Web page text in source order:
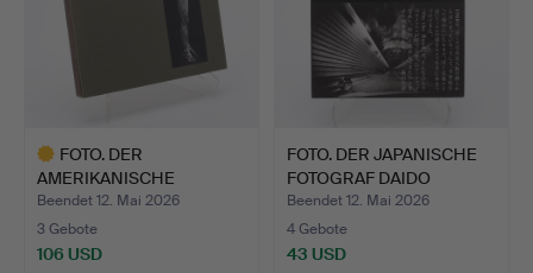
FOTO. DER
AMERIKANISCHE
FOTOGRAF JOEL-PETE…
Beendet 12. Mai 2026
3 Gebote
106 USD
FOTO. DER JAPANISCHE
FOTOGRAF DAIDO
MORIYA…
Beendet 12. Mai 2026
4 Gebote
43 USD